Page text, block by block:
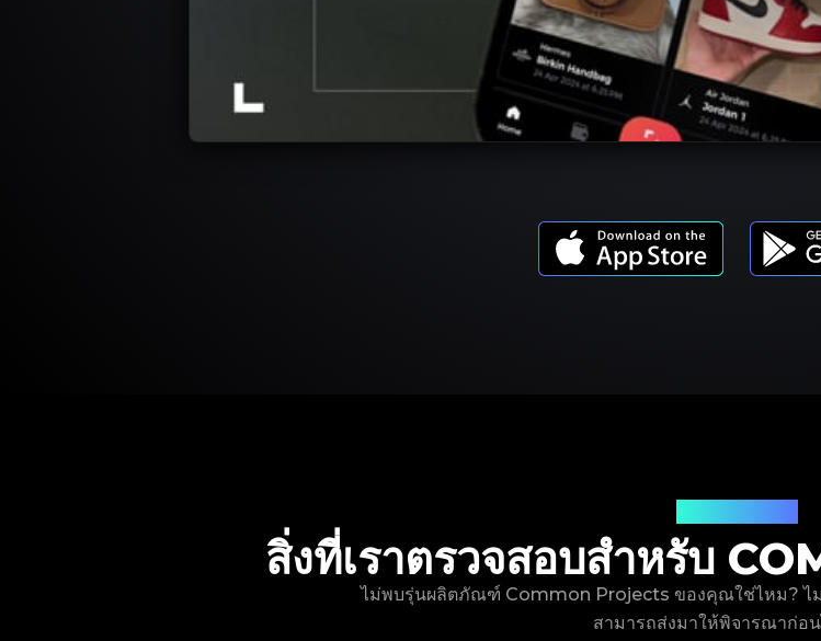
สิ่งที่เราตรวจสอบสำหรับ
ไม่พบรุ่นผลิตภัณฑ์ Common Projects ของคุณใช่ไหม? ไม่
สามารถส่งมาให้พิจารณาก่อน